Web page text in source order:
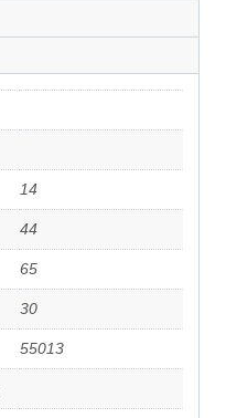
14
44
65
30
55013